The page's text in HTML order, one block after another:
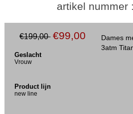
artikel nummer
Dames
3atm
€199,00 €99,00
Geslacht
Vrouw
Product lijn
new line